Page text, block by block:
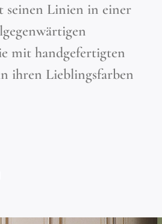
seinen Linien in einer
mit handgefertigten
ihren Lieblingsfarben